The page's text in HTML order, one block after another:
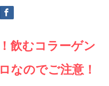
飲むコラーゲン
なのでご注意！